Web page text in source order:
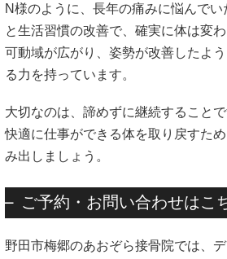
N様のように、長年の痛みに悩んで
と生活習慣の改善で、確実に体は変
可動域が広がり、姿勢が改善したよ
る力を持っています。
大切なのは、諦めずに継続すること
快適に仕事ができる体を取り戻すた
み出しましょう。
ご予約・お問い合わせはこ
野田市梅郷のあおぞら接骨院では、